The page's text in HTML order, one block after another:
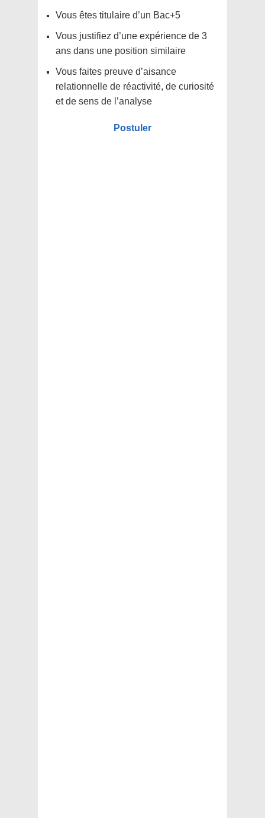
Vous êtes titulaire d’un Bac+5
Vous justifiez d’une expérience de 3
ans dans une position similaire
Vous faites preuve d’aisance
relationnelle de réactivité, de curiosité
et de sens de l’analyse
Postuler